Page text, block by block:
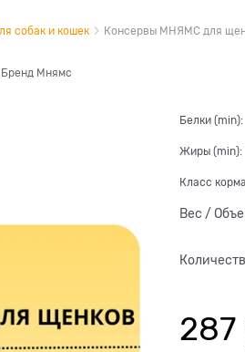
собак и кошек Консервы МНЯМС для
Бренд Мнямс
Белки (min):
Жиры (min):
Класс
Вес /
287